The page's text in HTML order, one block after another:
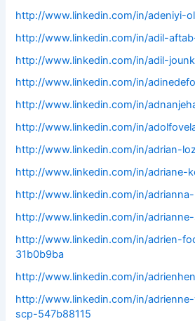
http://www.linkedin.com/in/adeniyi-
http://www.linkedin.com/in/adil-
http://www.linkedin.com/in/adil-
http://www.linkedin.com/in/
http://www.linkedin.com/in/
http://www.linkedin.com/in/
http://www.linkedin.com/in/adrian-
http://www.linkedin.com/in/adriane-
http://www.linkedin.com/in/
http://www.linkedin.com/in/
http://www.linkedin.com/in/adrien-
31b0b9ba
http://www.linkedin.com/in/
http://www.linkedin.com/in/
scp-547b88115